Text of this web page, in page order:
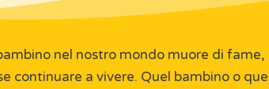
nel nostro mondo muore di
continuare a vivere. Quel bambino o